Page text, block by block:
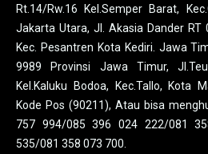
Rt.14/Rw.16 Kel.Semper Barat,
Jakarta Utara, Jl. Akasia Dander RT
Kec. Pesantren Kota Kediri. Jawa
9989 Provinsi Jawa Timur,
Kel.Kaluku Bodoa, Kec.Tallo, Kota
Kode Pos (90211), Atau bisa
757 994/085 396 024 222/081
535/081 358 073 700.